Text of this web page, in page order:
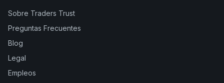
Sobre Traders Trust
Preguntas Frecuentes
Blog
Legal
Empleos